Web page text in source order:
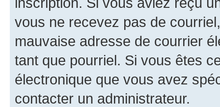
vous ne recevez pas de
mauvaise adresse de courrier
tant que pourriel. Si vous êtes
électronique que vous avez
contacter un administrateur.